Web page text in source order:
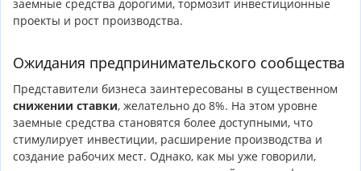
заемные средства дорогими, тормозит инвестиционные
проекты и рост производства.
Ожидания предпринимательского сообщества
Представители бизнеса заинтересованы в существенном
снижении ставки, желательно до 8%. На этом уровне
заемные средства становятся более доступными, что
стимулирует инвестиции, расширение производства и
создание рабочих мест. Однако, как мы уже говорили,